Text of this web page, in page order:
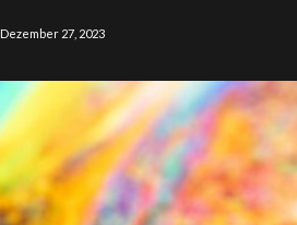
Dezember 27, 2023